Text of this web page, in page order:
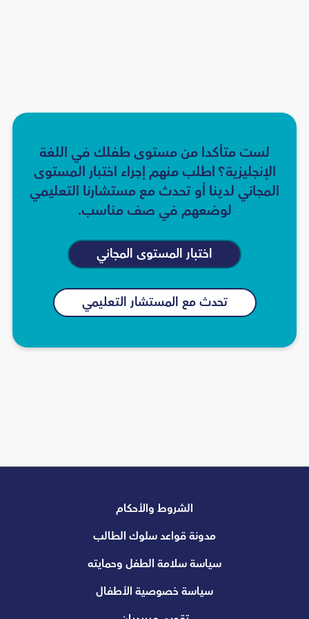
لست متأكدا من مستوى طفلك في اللغة
الإنجليزية؟ اطلب منهم إجراء اختبار المستوى
المجاني لدينا أو تحدث مع مستشارنا التعليمي
لوضعهم في صف مناسب.
اختبار المستوى المجاني
تحدث مع المستشار التعليمي
الشروط والأحكام
مدونة قواعد سلوك الطالب
سياسة سلامة الطفل وحمايته
سياسة خصوصية الأطفال